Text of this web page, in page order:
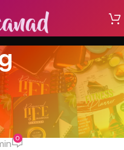
finir
les dettes ?
0